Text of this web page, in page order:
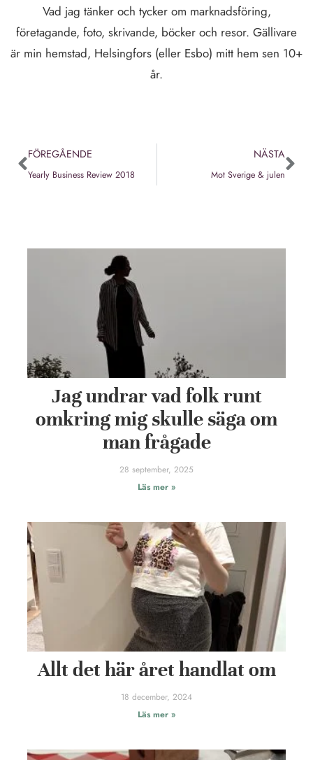
Vad jag tänker och tycker om marknadsföring,
företagande, foto, skrivande, böcker och resor. Gällivare
är min hemstad, Helsingfors (eller Esbo) mitt hem sen 10+
år.
FÖREGÅENDE
Yearly Business Review 2018
NÄSTA
Mot Sverige & julen
Jag undrar vad folk runt
omkring mig skulle säga om
man frågade
28 september, 2025
Läs mer »
Allt det här året handlat om
18 december, 2024
Läs mer »